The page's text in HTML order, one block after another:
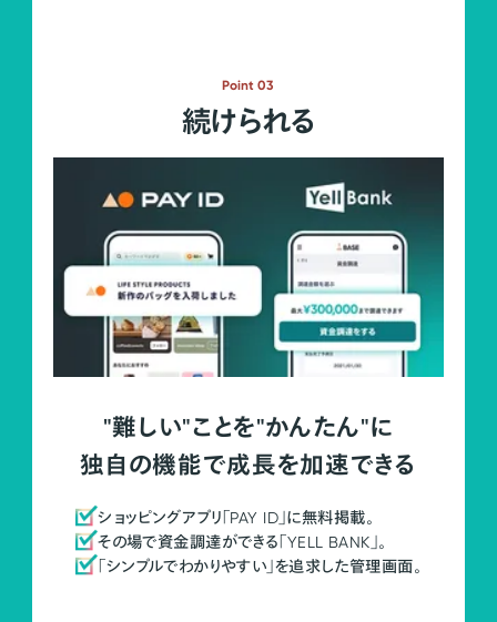
Point 03
続けられる
"難しい"ことを"かんたん"に
独自の機能で成長を加速できる
ショッピングアプリ「PAY ID」に無料掲載。
その場で資金調達ができる「YELL BANK」。
「シンプルでわかりやすい」を追求した管理画面。